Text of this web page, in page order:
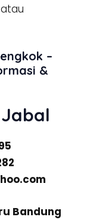
–
&
Bandung